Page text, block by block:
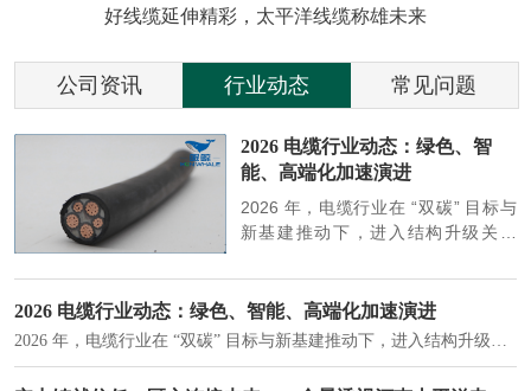
好线缆延伸精彩，太平洋线缆称雄未来
公司资讯 行业动态 常见问题
2026 电缆行业动态：绿色、智
能、高端化加速演进
2026 年，电缆行业在 “双碳” 目标与
新基建推动下，进入结构升级关键
大清晰趋势，市场格局持续优化。
2026 电缆行业动态：绿色、智能、高端化加速演进